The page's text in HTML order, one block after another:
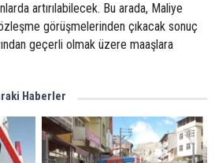
artırılabilecek. Bu arada, Maliye
görüşmelerinden çıkacak sonuç
geçerli olmak üzere maaşlara
Haberler